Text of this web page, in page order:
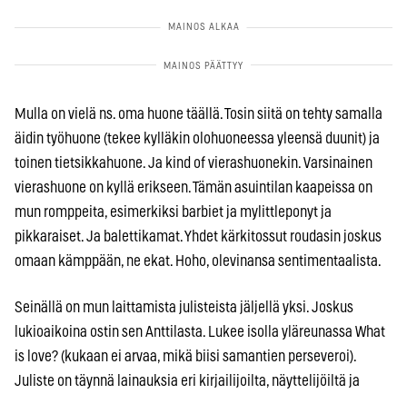
Mulla on vielä ns. oma huone täällä. Tosin siitä on tehty samalla
äidin työhuone (tekee kylläkin olohuoneessa yleensä duunit) ja
toinen tietsikkahuone. Ja kind of vierashuonekin. Varsinainen
vierashuone on kyllä erikseen. Tämän asuintilan kaapeissa on
mun romppeita, esimerkiksi barbiet ja mylittleponyt ja
pikkaraiset. Ja balettikamat. Yhdet kärkitossut roudasin joskus
omaan kämppään, ne ekat. Hoho, olevinansa sentimentaalista.
Seinällä on mun laittamista julisteista jäljellä yksi. Joskus
lukioaikoina ostin sen Anttilasta. Lukee isolla yläreunassa What
is love? (kukaan ei arvaa, mikä biisi samantien perseveroi).
Juliste on täynnä lainauksia eri kirjailijoilta, näyttelijöiltä ja